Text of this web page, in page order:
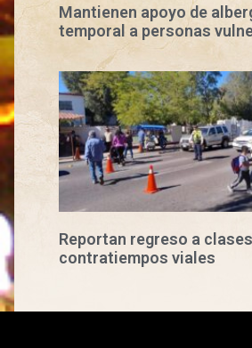
Mantienen apoyo de
temporal a personas
Reportan regreso a
contratiempos viales